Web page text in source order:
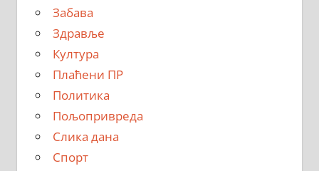
Забава
Здравље
Култура
Плаћени ПР
Политика
Пољопривреда
Слика дана
Спорт